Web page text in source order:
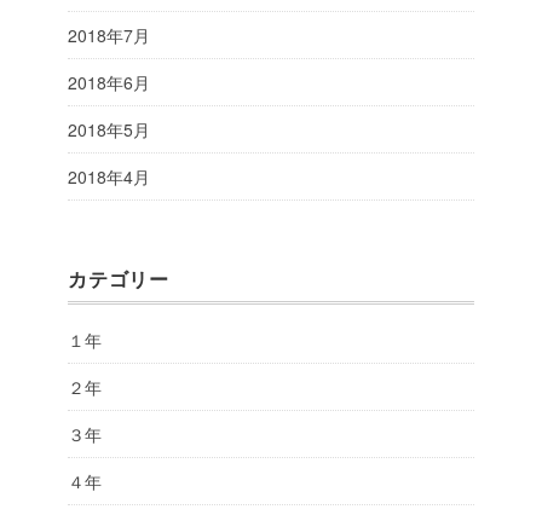
2018年7月
2018年6月
2018年5月
2018年4月
カテゴリー
１年
２年
３年
４年